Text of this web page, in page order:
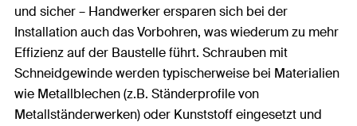
und sicher – Handwerker ersparen sich bei der
Installation auch das Vorbohren, was wiederum zu mehr
Effizienz auf der Baustelle führt. Schrauben mit
Schneidgewinde werden typischerweise bei Materialien
wie Metallblechen (z.B. Ständerprofile von
Metallständerwerken) oder Kunststoff eingesetzt und